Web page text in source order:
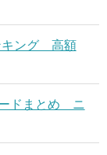
キング 高額
ドまとめ ニ